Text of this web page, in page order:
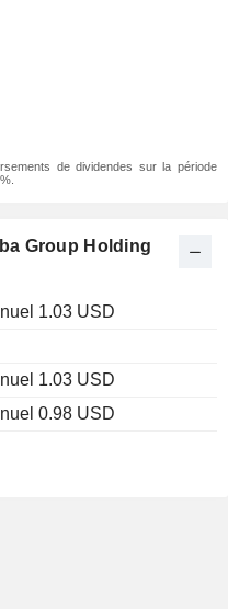
de dividendes sur la période
Group Holding
1.03 USD
1.03 USD
0.98 USD